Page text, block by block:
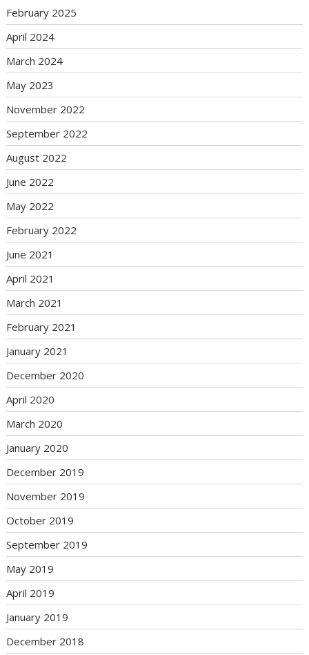
February 2025
April 2024
March 2024
May 2023
November 2022
September 2022
August 2022
June 2022
May 2022
February 2022
June 2021
April 2021
March 2021
February 2021
January 2021
December 2020
April 2020
March 2020
January 2020
December 2019
November 2019
October 2019
September 2019
May 2019
April 2019
January 2019
December 2018